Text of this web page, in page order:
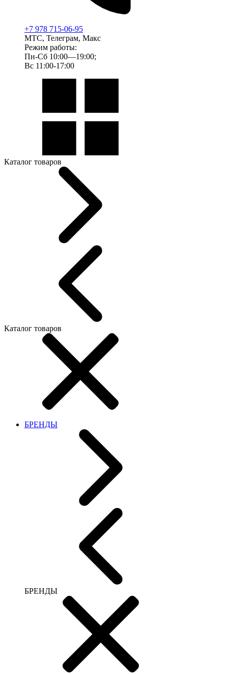
+7 978 715-06-95
МТС, Телеграм, Макс
Режим работы:
Пн-Сб 10:00—19:00;
Вс 11:00-17:00
Каталог товаров
Каталог товаров
БРЕНДЫ
БРЕНДЫ